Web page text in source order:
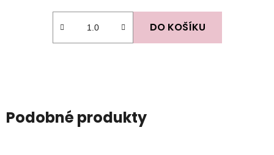
DO KOŠÍKU
Podobné produkty